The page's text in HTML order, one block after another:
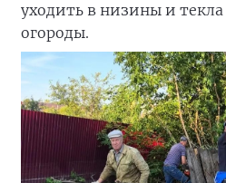
уходить в низины и
огороды.